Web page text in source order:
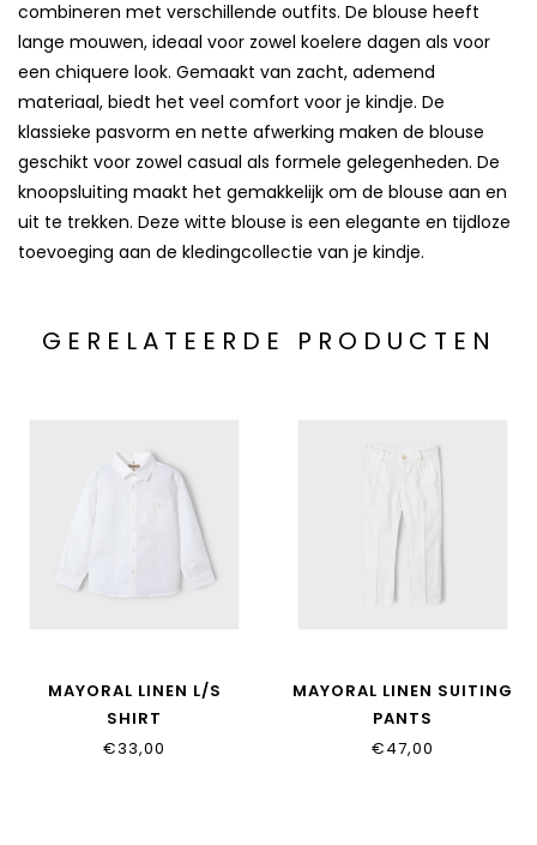
combineren met verschillende outfits. De blouse heeft
lange mouwen, ideaal voor zowel koelere dagen als voor
een chiquere look. Gemaakt van zacht, ademend
materiaal, biedt het veel comfort voor je kindje. De
klassieke pasvorm en nette afwerking maken de blouse
geschikt voor zowel casual als formele gelegenheden. De
knoopsluiting maakt het gemakkelijk om de blouse aan en
uit te trekken. Deze witte blouse is een elegante en tijdloze
toevoeging aan de kledingcollectie van je kindje.
GERELATEERDE PRODUCTEN
MAYORAL LINEN L/S
SHIRT
€33,00
MAYORAL LINEN SUITING
PANTS
€47,00